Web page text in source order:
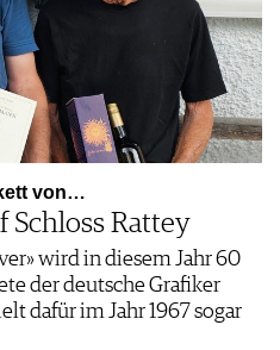
von…
Schloss Rattey
wird in diesem Jahr 60
der deutsche Grafiker
dafür im Jahr 1967 sogar